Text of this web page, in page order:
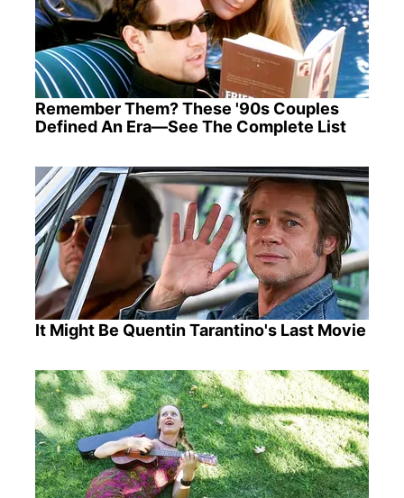
Remember Them? These '90s Couples
Defined An Era—See The Complete List
It Might Be Quentin Tarantino's Last Movie